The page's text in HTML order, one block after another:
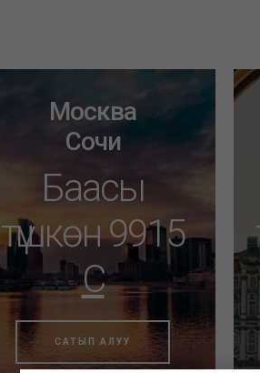
Москва
Сочи
Баасы
түшкөн 9915
C
САТЫП АЛУУ